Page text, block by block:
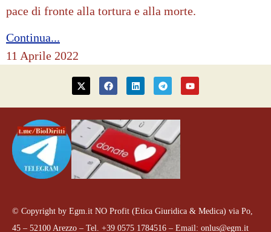
pace di fronte alla tortura e alla morte.
Continua...
11 Aprile 2022
© Copyright by Egm.it NO Profit (Etica Giuridica & Medica) via Po,
45 – 52100 Arezzo – Tel. +39 0575 1784516 – Email: onlus@egm.it